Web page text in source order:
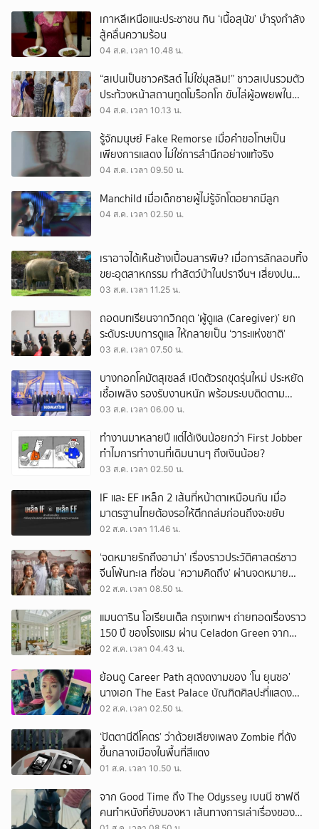
เกาหลีเหนือแนะประชาชน กิน ‘เนื้อสุนัข’ บำรุงกำลัง
สู้คลื่นความร้อน
04 ส.ค. เวลา 10.48 น.
“สเปนเป็นชาวคริสต์ ไม่ใช่มุสลิม!” ชาวสเปนรวมตัว
ประท้วงหน้าสถานทูตโมร็อกโก ขับไล่ผู้อพยพใน
เมืองเซวตาออกนอกประเทศ
04 ส.ค. เวลา 10.13 น.
รู้จักมนุษย์ Fake Remorse เมื่อคำขอโทษเป็น
เพียงการแสดง ไม่ใช่การสำนึกอย่างแท้จริง
04 ส.ค. เวลา 09.50 น.
Manchild เมื่อเด็กชายผู้ไม่รู้จักโตอยากมีลูก
04 ส.ค. เวลา 02.50 น.
เราอาจได้เห็นช้างเปื้อนสารพิษ? เมื่อการลักลอบทิ้ง
ขยะอุตสาหกรรม ทำสัตว์ป่าในปราจีนฯ เสี่ยงปน
เปื้อน
03 ส.ค. เวลา 11.25 น.
ถอดบทเรียนจากวิกฤต ‘ผู้ดูแล (Caregiver)’ ยก
ระดับระบบการดูแล ให้กลายเป็น ‘วาระแห่งชาติ’
03 ส.ค. เวลา 07.50 น.
บางกอกโคมัตสุเซลส์ เปิดตัวรถขุดรุ่นใหม่ ประหยัด
เชื้อเพลิง รองรับงานหนัก พร้อมระบบติดตาม
เครื่องจักรผ่านดาวเทียม
03 ส.ค. เวลา 06.00 น.
ทำงานมาหลายปี แต่ได้เงินน้อยกว่า First Jobber
ทำไมการทำงานที่เดิมนานๆ ถึงเงินน้อย?
03 ส.ค. เวลา 02.50 น.
IF และ EF เหล็ก 2 เส้นที่หน้าตาเหมือนกัน เมื่อ
มาตรฐานไทยต้องรอให้ตึกถล่มก่อนถึงจะขยับ
02 ส.ค. เวลา 11.46 น.
‘จดหมายรักถึงอาม่า’ เรื่องราวประวัติศาสตร์ชาว
จีนโพ้นทะเล ที่ซ่อน ‘ความคิดถึง’ ผ่านจดหมาย
‘โพยก๊วน’
02 ส.ค. เวลา 08.50 น.
แมนดาริน โอเรียนเต็ล กรุงเทพฯ ถ่ายทอดเรื่องราว
150 ปี ของโรงแรม ผ่าน Celadon Green จาก
เครื่องศิลาดล
02 ส.ค. เวลา 04.43 น.
ย้อนดู Career Path สุดงดงามของ ‘โน ยุนซอ’
นางเอก The East Palace บัณฑิตศิลปะที่แสดง
เรื่องไหนก็ปัง
02 ส.ค. เวลา 02.50 น.
‘ปัตตานีดีโคตร’ ว่าด้วยเสียงเพลง Zombie ที่ดัง
ขึ้นกลางเมืองในพื้นที่สีแดง
01 ส.ค. เวลา 10.50 น.
จาก Good Time ถึง The Odyssey เบนนี ซาฟดี
คนทำหนังที่ยังมองหา เส้นทางการเล่าเรื่องของตัว